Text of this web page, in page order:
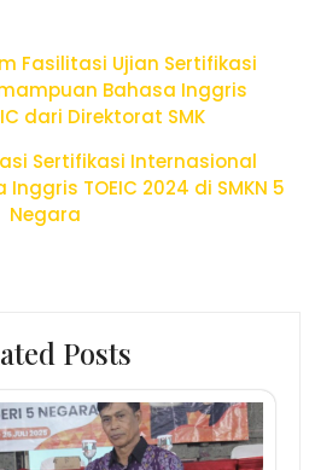
Fasilitasi Ujian Sertifikasi
Bahasa Inggris
dari Direktorat SMK
Sertifikasi Internasional
TOEIC 2024 di SMKN 5
Negara
Posts